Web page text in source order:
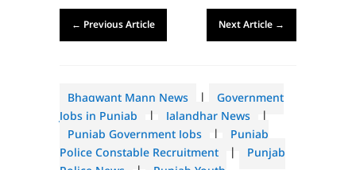
← Previous Article Next Article →
Bhagwant Mann News |
Government
Jobs in Punjab
| Jalandhar News
|
Punjab Government Jobs
|
Punjab
Police Constable Recruitment
Punjab